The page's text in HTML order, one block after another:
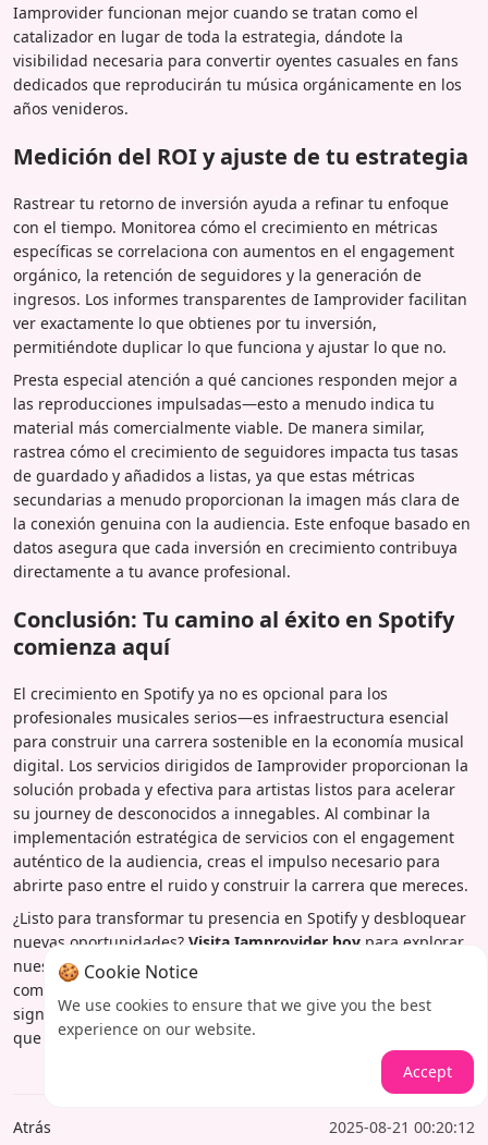
Iamprovider funcionan mejor cuando se tratan como el
catalizador en lugar de toda la estrategia, dándote la
visibilidad necesaria para convertir oyentes casuales en fans
dedicados que reproducirán tu música orgánicamente en los
años venideros.
Medición del ROI y ajuste de tu estrategia
Rastrear tu retorno de inversión ayuda a refinar tu enfoque
con el tiempo. Monitorea cómo el crecimiento en métricas
específicas se correlaciona con aumentos en el engagement
orgánico, la retención de seguidores y la generación de
ingresos. Los informes transparentes de Iamprovider facilitan
ver exactamente lo que obtienes por tu inversión,
permitiéndote duplicar lo que funciona y ajustar lo que no.
Presta especial atención a qué canciones responden mejor a
las reproducciones impulsadas—esto a menudo indica tu
material más comercialmente viable. De manera similar,
rastrea cómo el crecimiento de seguidores impacta tus tasas
de guardado y añadidos a listas, ya que estas métricas
secundarias a menudo proporcionan la imagen más clara de
la conexión genuina con la audiencia. Este enfoque basado en
datos asegura que cada inversión en crecimiento contribuya
directamente a tu avance profesional.
Conclusión: Tu camino al éxito en Spotify
comienza aquí
El crecimiento en Spotify ya no es opcional para los
profesionales musicales serios—es infraestructura esencial
para construir una carrera sostenible en la economía musical
digital. Los servicios dirigidos de Iamprovider proporcionan la
solución probada y efectiva para artistas listos para acelerar
su journey de desconocidos a innegables. Al combinar la
implementación estratégica de servicios con el engagement
auténtico de la audiencia, creas el impulso necesario para
abrirte paso entre el ruido y construir la carrera que mereces.
¿Listo para transformar tu presencia en Spotify y desbloquear
nuevas oportunidades? Visita Iamprovider hoy para explorar
nuestros paquetes integrales de crecimiento en Spotify y
comenzar tu journey hacia un avance profesional medible y
significativo. Tu próxima canción exitosa merece la audiencia
que está destinada a alcanzar.
Atrás 2025-08-21 00:20:12
🍪 Cookie Notice
We use cookies to ensure that we give you the best
experience on our website.
Accept